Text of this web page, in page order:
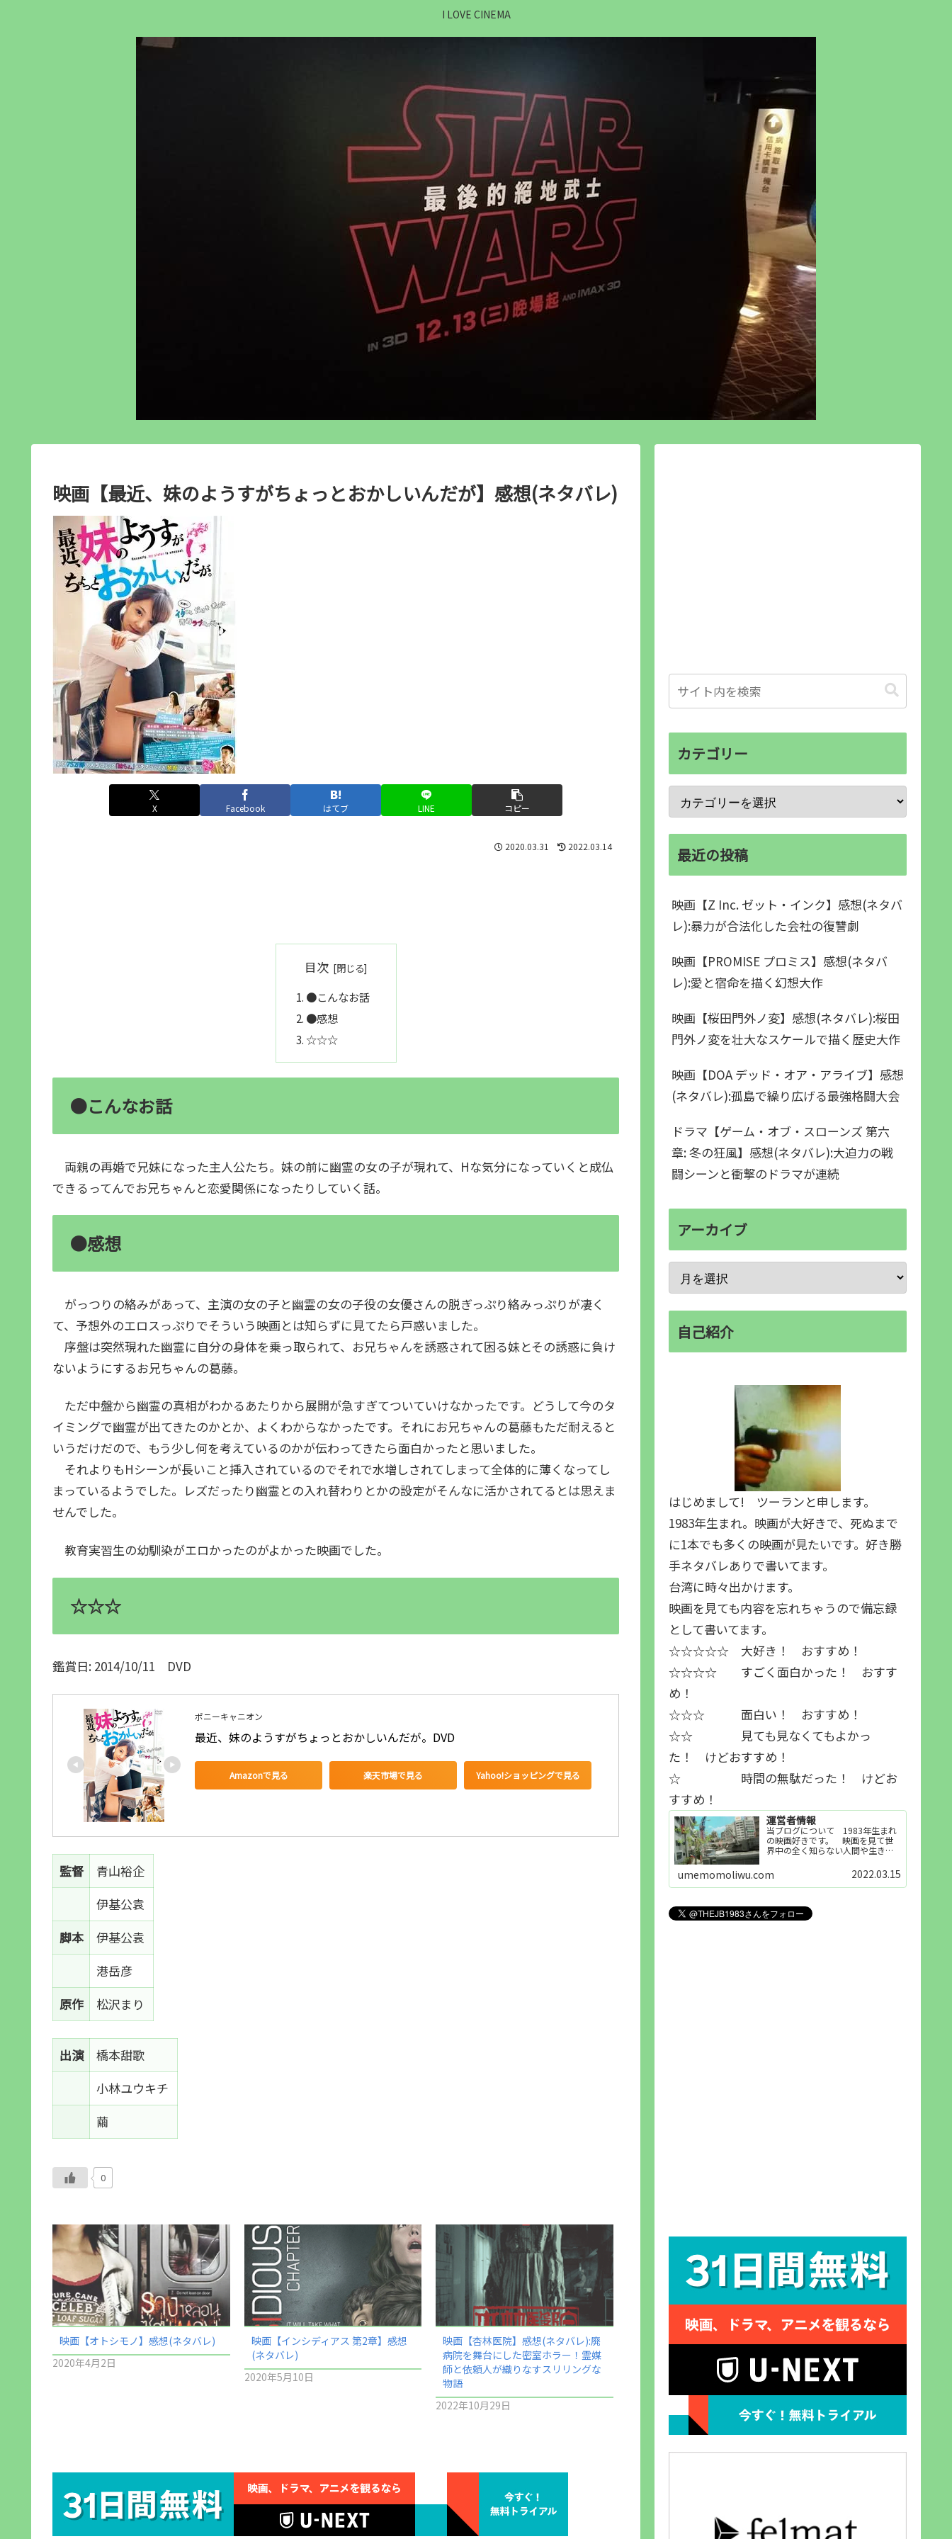
I LOVE CINEMA
映画【最近、妹のようすがちょっとおかしいんだが】感想(ネタバレ)
X Facebook はてブ LINE コピー
2020.03.31 2022.03.14
目次
●こんなお話
●感想
☆☆☆
●こんなお話
両親の再婚で兄妹になった主人公たち。妹の前に幽霊の女の子が現れて、Hな気分になっていくと成仏
できるってんでお兄ちゃんと恋愛関係になったりしていく話。
●感想
がっつりの絡みがあって、主演の女の子と幽霊の女の子役の女優さんの脱ぎっぷり絡みっぷりが凄く
て、予想外のエロスっぷりでそういう映画とは知らずに見てたら戸惑いました。
序盤は突然現れた幽霊に自分の身体を乗っ取られて、お兄ちゃんを誘惑されて困る妹とその誘惑に負け
ないようにするお兄ちゃんの葛藤。
ただ中盤から幽霊の真相がわかるあたりから展開が急すぎてついていけなかったです。どうして今のタ
イミングで幽霊が出てきたのかとか、よくわからなかったです。それにお兄ちゃんの葛藤もただ耐えると
いうだけだので、もう少し何を考えているのかが伝わってきたら面白かったと思いました。
それよりもHシーンが長いこと挿入されているのでそれで水増しされてしまって全体的に薄くなってし
まっているようでした。レズだったり幽霊との入れ替わりとかの設定がそんなに活かされてるとは思えま
せんでした。
教育実習生の幼馴染がエロかったのがよかった映画でした。
☆☆☆
鑑賞日: 2014/10/11 DVD
ポニーキャニオン
最近、妹のようすがちょっとおかしいんだが。DVD
Amazonで見る 楽天市場で見る Yahoo!ショッピングで見る
監督
青山裕企
伊基公袁
脚本
伊基公袁
港岳彦
原作
松沢まり
出演
橋本甜歌
小林ユウキチ
繭
0
映画【オトシモノ】感想(ネタバレ)
2020年4月2日
映画【インシディアス 第2章】感想
(ネタバレ)
2020年5月10日
映画【杏林医院】感想(ネタバレ):廃
病院を舞台にした密室ホラー！霊媒
師と依頼人が織りなすスリリングな
物語
2022年10月29日
カテゴリー
最近の投稿
映画【Z Inc. ゼット・インク】感想(ネタバ
レ):暴力が合法化した会社の復讐劇
映画【PROMISE プロミス】感想(ネタバ
レ):愛と宿命を描く幻想大作
映画【桜田門外ノ変】感想(ネタバレ):桜田
門外ノ変を壮大なスケールで描く歴史大作
映画【DOA デッド・オア・アライブ】感想
(ネタバレ):孤島で繰り広げる最強格闘大会
ドラマ【ゲーム・オブ・スローンズ 第六
章: 冬の狂風】感想(ネタバレ):大迫力の戦
闘シーンと衝撃のドラマが連続
アーカイブ
自己紹介
はじめまして! ツーランと申します。
1983年生まれ。映画が大好きで、死ぬまで
に1本でも多くの映画が見たいです。好き勝
手ネタバレありで書いてます。
台湾に時々出かけます。
映画を見ても内容を忘れちゃうので備忘録
として書いてます。
☆☆☆☆☆ 大好き！ おすすめ！
☆☆☆☆ すごく面白かった！ おすす
め！
☆☆☆ 面白い！ おすすめ！
☆☆ 見ても見なくてもよかっ
た！ けどおすすめ！
☆ 時間の無駄だった！ けどお
すすめ！
運営者情報
当ブログについて 1983年生まれ
の映画好きです。 映画を見て世
界中の全く知らない人間や生き物
世界知らない世界に触れることが
好きで映画を見てます。「映画を
見られれば幸福度を高い」とわか
umemomoliwu.com 2022.03.15